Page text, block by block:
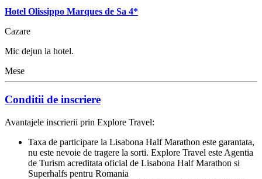
Hotel Olissippo Marques de Sa 4*
Cazare
Mic dejun la hotel.
Mese
Conditii de inscriere
Avantajele inscrierii prin Explore Travel:
Taxa de participare la Lisabona Half Marathon este garantata,
nu este nevoie de tragere la sorti. Explore Travel este Agentia
de Turism acreditata oficial de Lisabona Half Marathon si
Superhalfs pentru Romania